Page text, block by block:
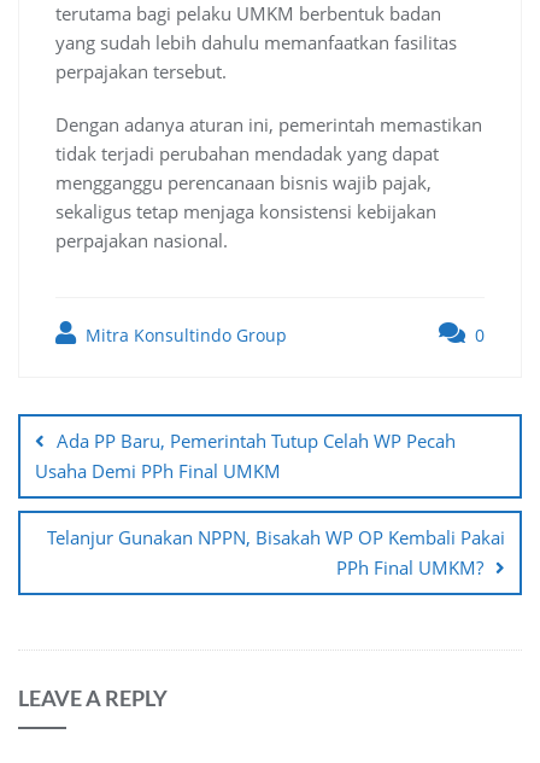
terutama bagi pelaku UMKM berbentuk badan
yang sudah lebih dahulu memanfaatkan fasilitas
perpajakan tersebut.
Dengan adanya aturan ini, pemerintah memastikan
tidak terjadi perubahan mendadak yang dapat
mengganggu perencanaan bisnis wajib pajak,
sekaligus tetap menjaga konsistensi kebijakan
perpajakan nasional.
Mitra Konsultindo Group 0
navigation
Ada PP Baru, Pemerintah Tutup Celah WP Pecah
Usaha Demi PPh Final UMKM
Telanjur Gunakan NPPN, Bisakah WP OP Kembali Pakai
PPh Final UMKM?
LEAVE A REPLY